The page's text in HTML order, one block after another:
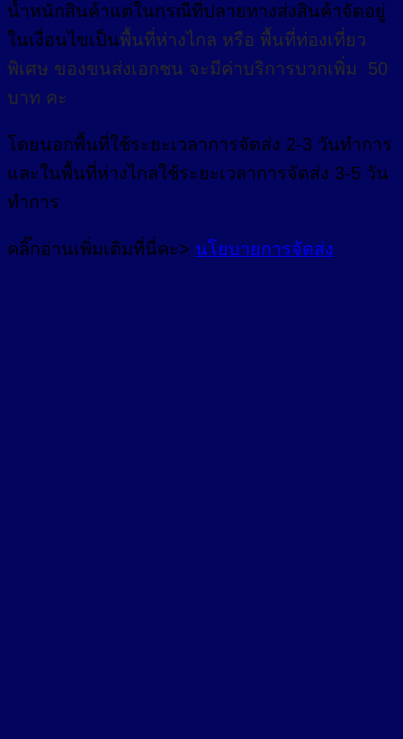
น้ำหนักสินค้าแต่ในกรณีที่ปลายทางส่งสินค้าจัดอยู่
ในเงื่อนไขเป็นพื้นที่ห่างไกล หรือ พื้นที่ท่องเที่ยว
พิเศษ ของขนส่งเอกชน จะมีค่าบริการบวกเพิ่ม 50
บาท คะ
โดยนอกพื้นที่ใช้ระยะเวลาการจัดส่ง 2-3 วันทำการ
และในพื้นที่ห่างไกลใช้ระยะเวลาการจัดส่ง 3-5 วัน
ทำการ
คลิ๊กอ่านเพิ่มเติมที่นี่คะ> นโยบายการจัดส่ง